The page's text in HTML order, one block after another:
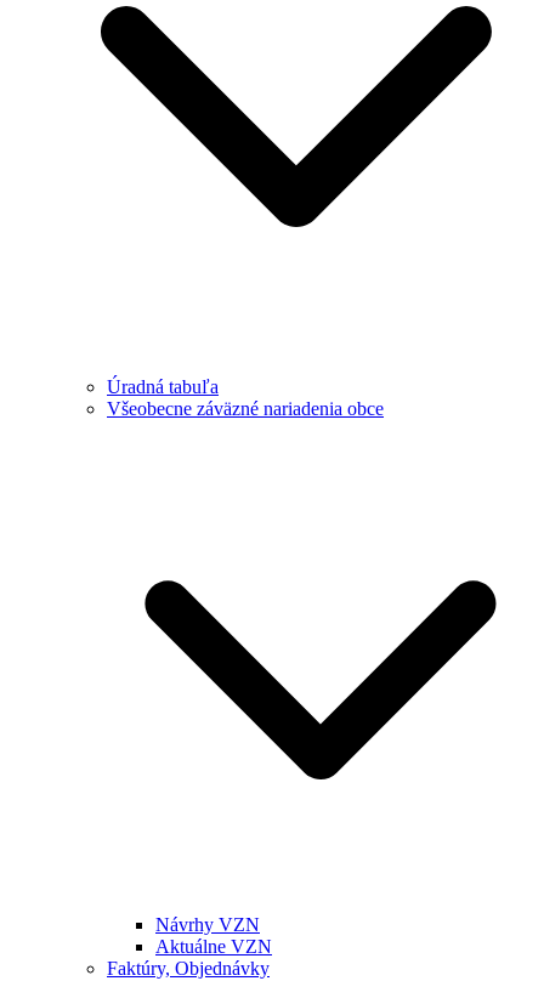
Úradná tabuľa
Všeobecne záväzné nariadenia obce
Návrhy VZN
Aktuálne VZN
Faktúry, Objednávky